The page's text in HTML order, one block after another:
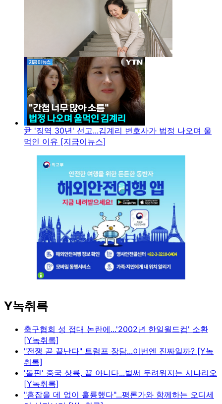
尹 '징역 30년' 선고...김계리 변호사가 법정 나오며 울
먹인 이유 [지금이뉴스]
Y녹취록
축구협회 성 접대 논란에...'2002년 한일월드컵' 소환
[Y녹취록]
"전쟁 곧 끝난다" 트럼프 장담...이번엔 진짜일까? [Y녹
취록]
'돌핀' 중국 상륙, 끝 아니다...벌써 두려워지는 시나리오
[Y녹취록]
"흠잡을 데 없이 훌륭했다"...평론가와 함께하는 오디세